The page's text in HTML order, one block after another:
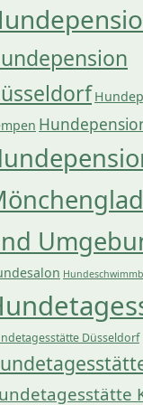
Düsseldorf